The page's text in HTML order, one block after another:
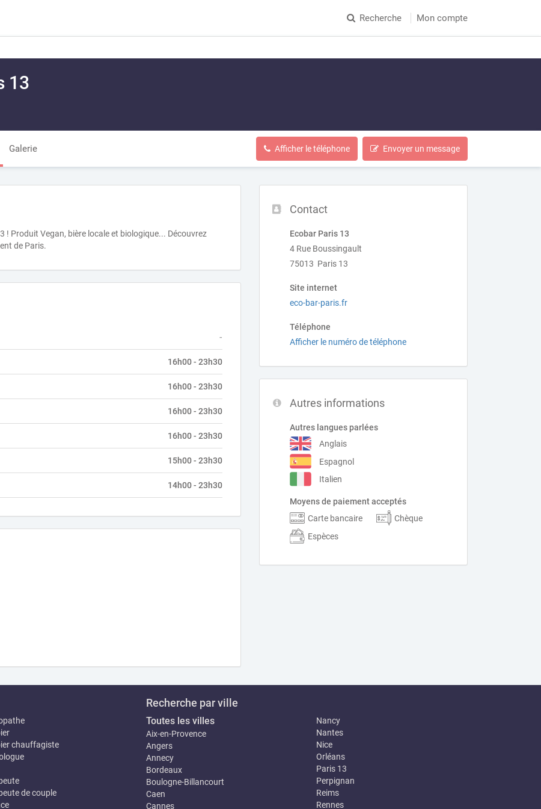
Recherche Mon compte
13
Galerie Afficher le téléphone Envoyer un message
Contact
Ecobar Paris 13
4 Rue Boussingault
75013 Paris 13
Site internet
eco-bar-paris.fr
Téléphone
Afficher le numéro de téléphone
Autres informations
Autres langues parlées
Anglais
Espagnol
Italien
Moyens de paiement acceptés
Carte bancaire
Chèque
Espèces
! Produit Vegan, bière locale et biologique... Découvrez
de Paris.
-
16h00 - 23h30
16h00 - 23h30
16h00 - 23h30
16h00 - 23h30
15h00 - 23h30
14h00 - 23h30
chauffagiste
de couple
Recherche par ville
Toutes les villes
Aix-en-Provence
Angers
Annecy
Bordeaux
Boulogne-Billancourt
Caen
Cannes
Nancy
Nantes
Nice
Orléans
Paris 13
Perpignan
Reims
Rennes